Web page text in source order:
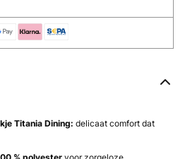
Titania Dining: delicaat comfort dat